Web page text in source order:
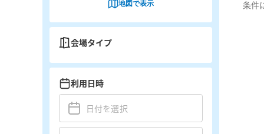
条件
地図で表示
会場タイプ
利用日時